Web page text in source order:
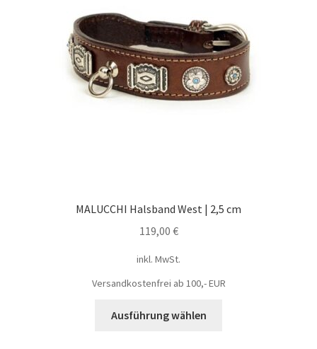
MALUCCHI Halsband West | 2,5 cm
119,00 €
inkl. MwSt.
Versandkostenfrei ab 100,- EUR
Ausführung wählen